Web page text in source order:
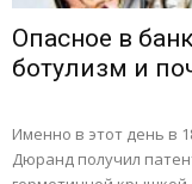
Опасное в
ботулизм и
Именно в этот день в
Дюранд получил